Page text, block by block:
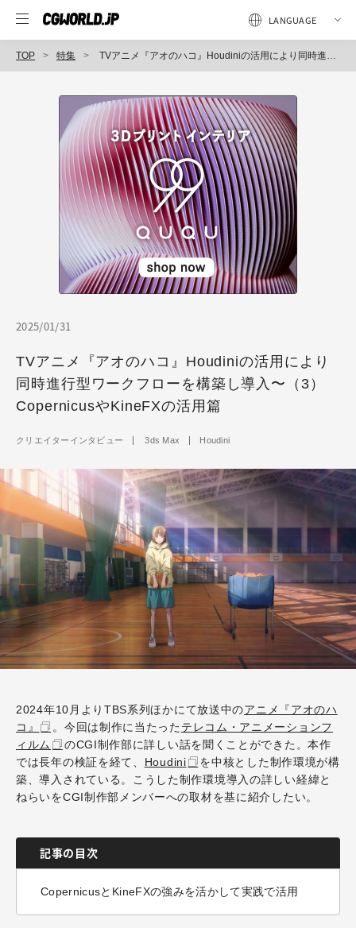
TOP 特集 TVアニメ『アオのハコ』Houdiniの活用により同時進行型ワークフローを構築し導入〜（3）CopernicusやKineFXの活用篇
2025/01/31
TVアニメ『アオのハコ』Houdiniの活用により
同時進行型ワークフローを構築し導入〜（3）
CopernicusやKineFXの活用篇
クリエイターインタビュー 3ds Max Houdini
2024年10月よりTBS系列ほかにて放送中のアニメ『アオのハ
コ』
。今回は制作に当たった テレコム・アニメーションフ
ィルム
のCGI制作部に詳しい話を聞くことができた。本作
では長年の検証を経て、 Houdini
を中核とした制作環境が構
築、導入されている。こうした制作環境導入の詳しい経緯と
ねらいをCGI制作部メンバーへの取材を基に紹介したい。
記事の目次
CopernicusとKineFXの強みを活かして実践で活用